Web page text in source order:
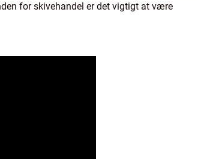
for skivehandel er det vigtigt at være